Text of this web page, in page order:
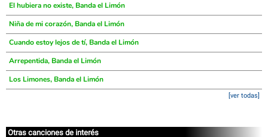
El hubiera no existe, Banda el Limón
Niña de mi corazón, Banda el Limón
Cuando estoy lejos de tí, Banda el Limón
Arrepentida, Banda el Limón
Los Limones, Banda el Limón
[ver todas]
Otras canciones de interés